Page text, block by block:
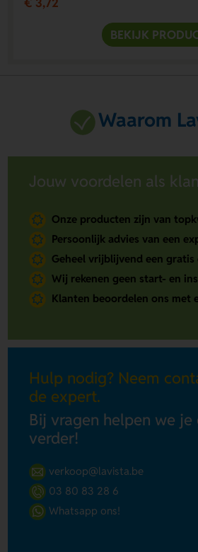
BEKIJK
Waarom
Jouw voordelen als
Onze producten zijn van
Persoonlijk advies van een
Geheel vrijblijvend een
Wij rekenen geen start- en
Klanten beoordelen ons met
Hulp nodig? Neem
de expert.
Bij vragen helpen we je
verder!
verkoop@lavista.be
03 80 83 28 6
Whatsapp ons!